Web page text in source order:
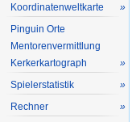
Koordinatenweltkarte
»
Pinguin Orte
Mentorenvermittlung
Kerkerkartograph
»
Spielerstatistik
»
Rechner
»